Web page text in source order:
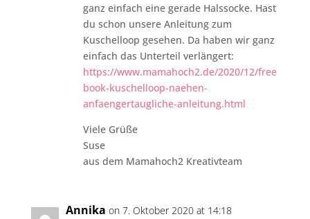
ganz einfach eine gerade Halssocke. Hast
du schon unsere Anleitung zum
Kuschelloop gesehen. Da haben wir ganz
einfach das Unterteil verlängert:
https://www.mamahoch2.de/2020/12/free
book-kuschelloop-naehen-
anfaengertaugliche-anleitung.html
Viele Grüße
Suse
aus dem Mamahoch2 Kreativteam
Annika on 7. Oktober 2020 at 14:18